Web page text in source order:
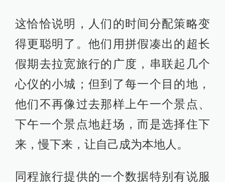
这恰恰说明，人们的时间分配策略变
得更聪明了。他们用拼假凑出的超长
假期去拉宽旅行的广度，串联起几个
心仪的小城；但到了每一个目的地，
他们不再像过去那样上午一个景点、
下午一个景点地赶场，而是选择住下
来，慢下来，让自己成为本地人。
同程旅行提供的一个数据特别有说服